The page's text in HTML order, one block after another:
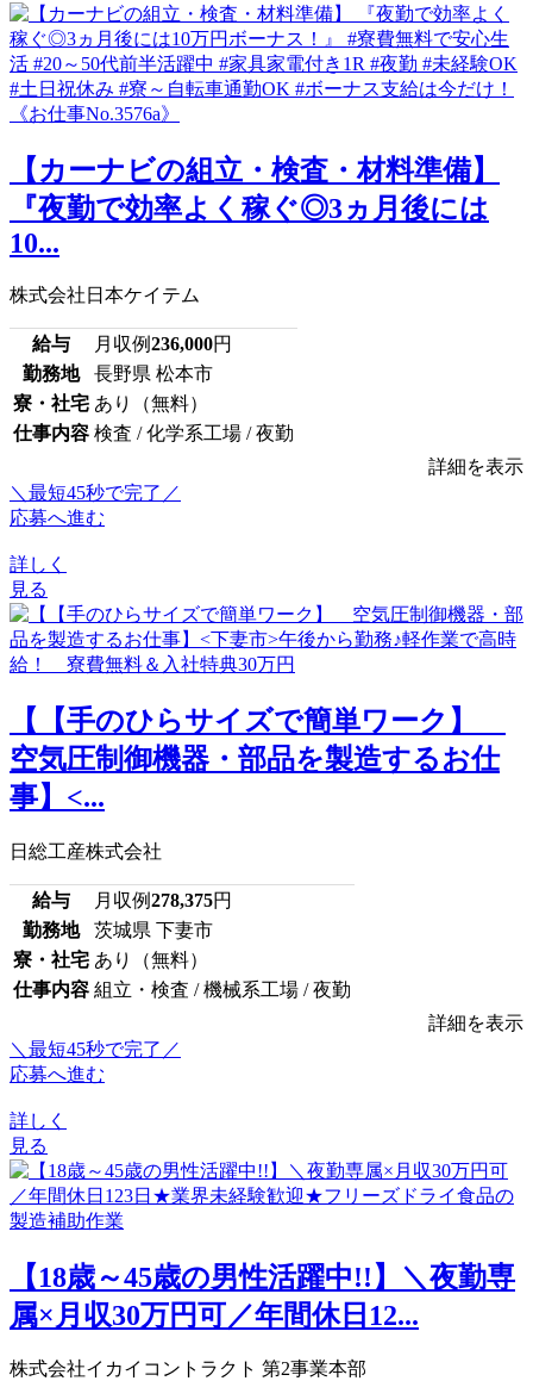
【カーナビの組立・検査・材料準備】
『夜勤で効率よく稼ぐ◎3ヵ月後には
10...
株式会社日本ケイテム
給与 月収例236,000円
勤務地
長野県 松本市
寮・社宅 あり（無料）
仕事内容 検査 / 化学系工場 / 夜勤
詳細を表示
＼最短45秒で完了／
応募へ進む
詳しく
見る
【【手のひらサイズで簡単ワーク】
空気圧制御機器・部品を製造するお仕
事】<...
日総工産株式会社
給与 月収例278,375円
勤務地
茨城県 下妻市
寮・社宅 あり（無料）
仕事内容 組立・検査 / 機械系工場 / 夜勤
詳細を表示
＼最短45秒で完了／
応募へ進む
詳しく
見る
【18歳～45歳の男性活躍中!!】＼夜勤専
属×月収30万円可／年間休日12...
株式会社イカイコントラクト 第2事業本部